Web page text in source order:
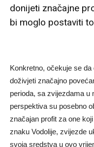
donijeti značajne
bi moglo postaviti
Konkretno, očekuje se
doživjeti značajno
perioda, sa zvijezdama u
perspektiva su posebno
značajan profit za one
znaku Vodolije, zvijezde
svoja sredstva u ovo